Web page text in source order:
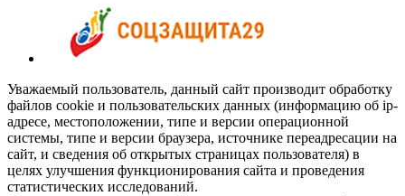
Уважаемый пользователь, данный сайт производит обработку
файлов cookie и пользовательских данных (информацию об ip-
адресе, местоположении, типе и версии операционной
системы, типе и версии браузера, источнике переадресации на
сайт, и сведения об открытых страницах пользователя) в
целях улучшения функционирования сайта и проведения
статистических исследований.